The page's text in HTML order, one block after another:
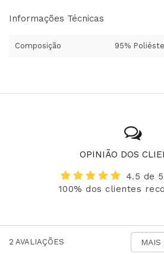
Informações Técnicas
Composição 95%
OPINIÃO DOS
4.5 de
100% dos clientes
2 AVALIAÇÕES